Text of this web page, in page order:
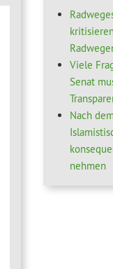
Viele
Senat
Nach
nehmen